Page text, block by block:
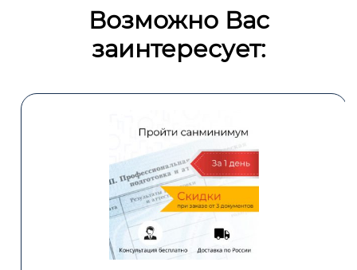
Возможно Вас
заинтересует: